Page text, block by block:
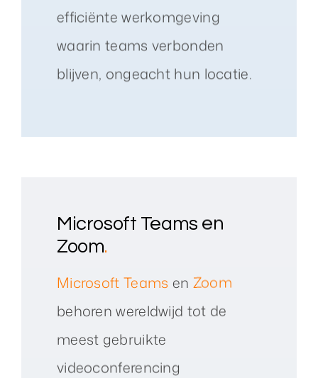
efficiënte werkomgeving
waarin teams verbonden
blijven, ongeacht hun locatie.
Microsoft Teams en
Zoom.
Microsoft Teams en Zoom
behoren wereldwijd tot de
meest gebruikte
videoconferencing